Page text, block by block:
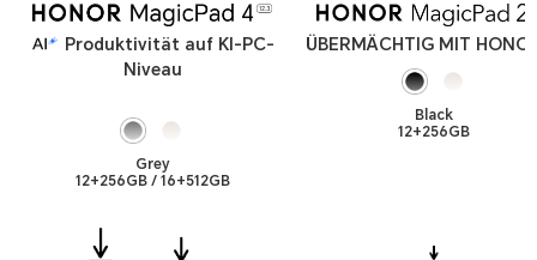
Produktivität auf KI-PC-
Niveau
Grey
12+256GB / 16+512GB
ÜBERMÄCHTIG MIT
Black
12+256GB